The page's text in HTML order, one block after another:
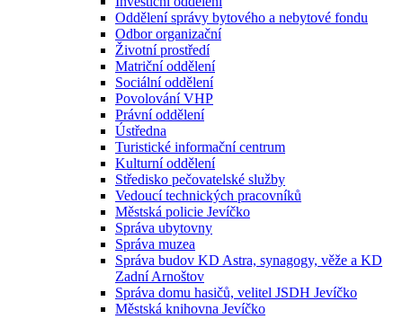
Oddělení správy bytového a nebytové fondu
Odbor organizační
Životní prostředí
Matriční oddělení
Sociální oddělení
Povolování VHP
Právní oddělení
Ústředna
Turistické informační centrum
Kulturní oddělení
Středisko pečovatelské služby
Vedoucí technických pracovníků
Městská policie Jevíčko
Správa ubytovny
Správa muzea
Správa budov KD Astra, synagogy, věže a KD
Zadní Arnoštov
Správa domu hasičů, velitel JSDH Jevíčko
Městská knihovna Jevíčko